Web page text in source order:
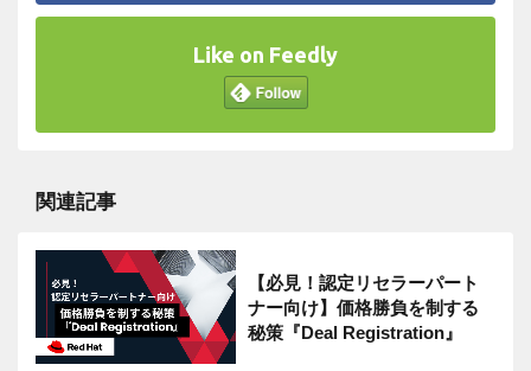
Like on Feedly
関連記事
【必見！認定リセラーパート
ナー向け】価格勝負を制する
秘策『Deal Registration』